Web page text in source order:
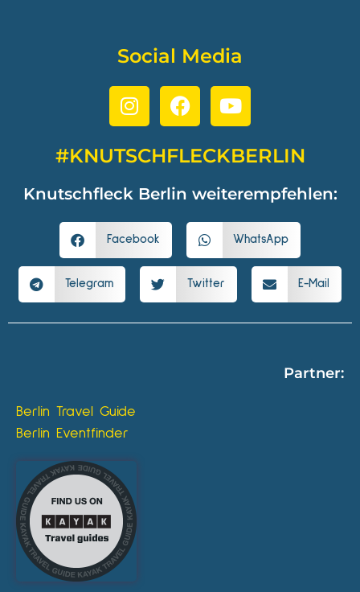
Social Media
#KNUTSCHFLECKBERLIN
Knutschfleck Berlin weiterempfehlen:
Facebook WhatsApp
Telegram Twitter E-Mail
Partner:
Berlin Travel Guide
Berlin Eventfinder